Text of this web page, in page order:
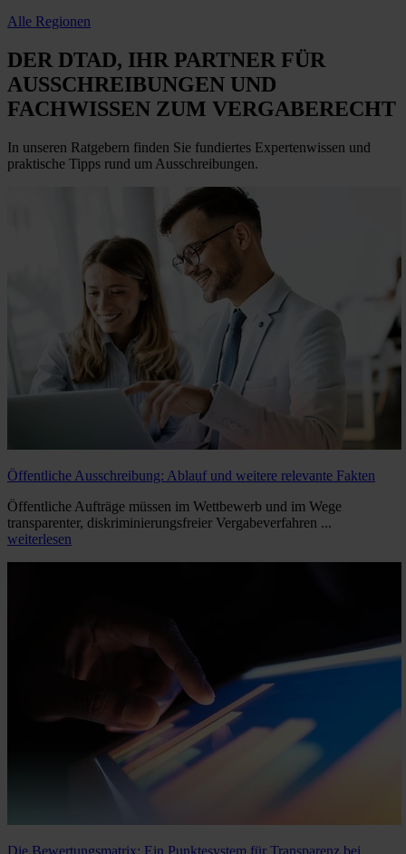
Alle Regionen
DER DTAD, IHR PARTNER FÜR
AUSSCHREIBUNGEN UND
FACHWISSEN ZUM VERGABERECHT
In unseren Ratgebern finden Sie fundiertes Expertenwissen und
praktische Tipps rund um Ausschreibungen.
Öffentliche Ausschreibung: Ablauf und weitere relevante Fakten
Öffentliche Aufträge müssen im Wettbewerb und im Wege
transparenter, diskriminierungsfreier Vergabeverfahren ...
weiterlesen
Die Bewertungsmatrix: Ein Punktesystem für Transparenz bei